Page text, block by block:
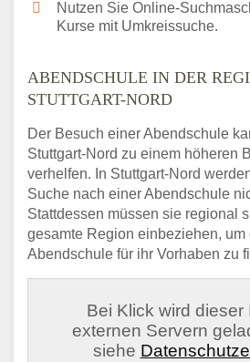
Nutzen Sie Online-
Kurse mit Umkreissuche.
ABENDSCHULE IN DER
STUTTGART-NORD
Der Besuch einer Abendschule
Stuttgart-Nord zu einem höheren
verhelfen. In Stuttgart-Nord
Suche nach einer Abendschule
Stattdessen müssen sie regional
gesamte Region einbeziehen, um
Abendschule für ihr Vorhaben zu
Bei Klick wird dieser
externen Servern
siehe